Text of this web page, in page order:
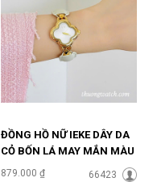
ĐỒNG HỒ NỮ IEKE DÂY DA
CỎ BỐN LÁ MAY MẮN MÀU
TRẮNG ĐHĐ48702
879.000 ₫ 66423